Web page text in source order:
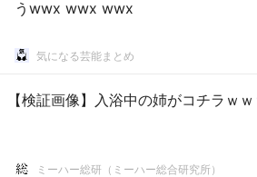
うwwx wwx wwx
気になる芸能まとめ
【検証画像】入浴中の姉がコチラｗｗ
ミーハー総研（ミーハー総合研究所）